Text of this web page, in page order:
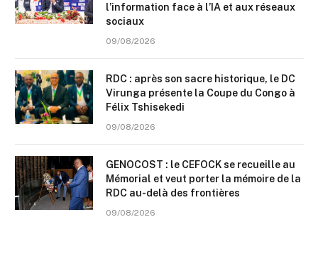
l’information face à l’IA et aux réseaux
sociaux
09/08/2026
RDC : après son sacre historique, le DC
Virunga présente la Coupe du Congo à
Félix Tshisekedi
09/08/2026
GENOCOST : le CEFOCK se recueille au
Mémorial et veut porter la mémoire de la
RDC au-delà des frontières
09/08/2026